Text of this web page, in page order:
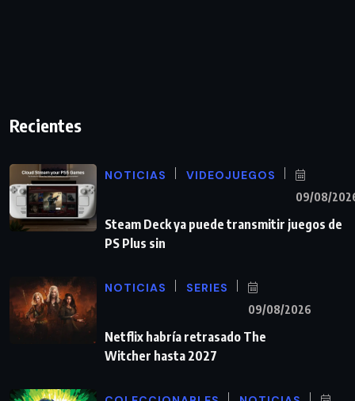
Recientes
NOTICIAS VIDEOJUEGOS
09/08/
Steam Deck ya puede transmitir juegos de
PS Plus sin
NOTICIAS SERIES
09/08/2026
Netflix habría retrasado The
Witcher hasta 2027